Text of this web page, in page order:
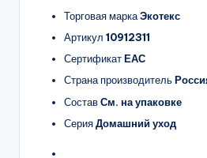
Торговая маркаЭкотекс
Артикул 10912311
СертификатЕАС
Страна производитель
СоставСм. на упаковке
СерияДомашний уход